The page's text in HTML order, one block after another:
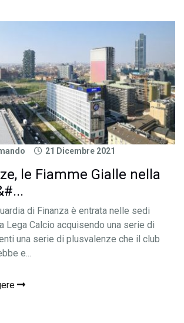
21 Dicembre 2021
le Fiamme Gialle nella
di Finanza è entrata nelle sedi
Lega Calcio acquisendo una serie di
una serie di plusvalenze che il club
e...